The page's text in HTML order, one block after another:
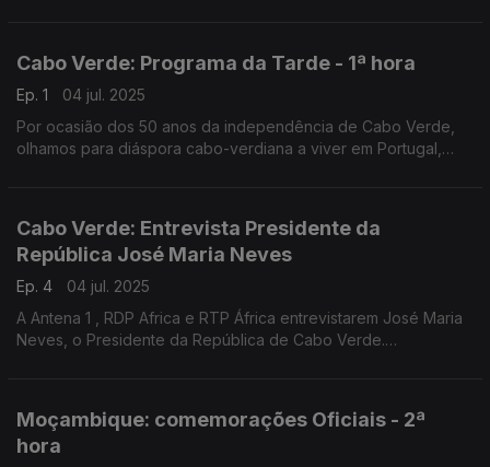
Cabo Verde: Programa da Tarde - 1ª hora
Ep. 1
04 jul. 2025
Por ocasião dos 50 anos da independência de Cabo Verde,
olhamos para diáspora cabo-verdiana a viver em Portugal,
Cabo Verde: Entrevista Presidente da
República José Maria Neves
Ep. 4
04 jul. 2025
A Antena 1 , RDP Africa e RTP África entrevistarem José Maria
Neves, o Presidente da República de Cabo Verde.
Moçambique: comemorações Oficiais - 2ª
hora